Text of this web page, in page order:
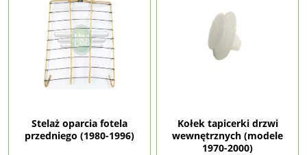
Stelaż oparcia fotela
przedniego (1980-1996)
Kołek tapicerki drzwi
wewnętrznych (modele
1970-2000)